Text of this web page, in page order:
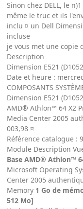
Sinon chez DELL, le
même le truc et ils
inclu ¤ un Dell
incluse
je vous met une copie
Description
Dimension E521
Date et heure :
COMPOSANTS
Dimension E521
AMD® Athlon™ 64 X2
Media Center 2005
003,98 ¤
Référence catalogue :
Module Description
Base AMD® Athlon™
Microsoft Operating
Center 2005
Memory 1 Go de
512 Mo]